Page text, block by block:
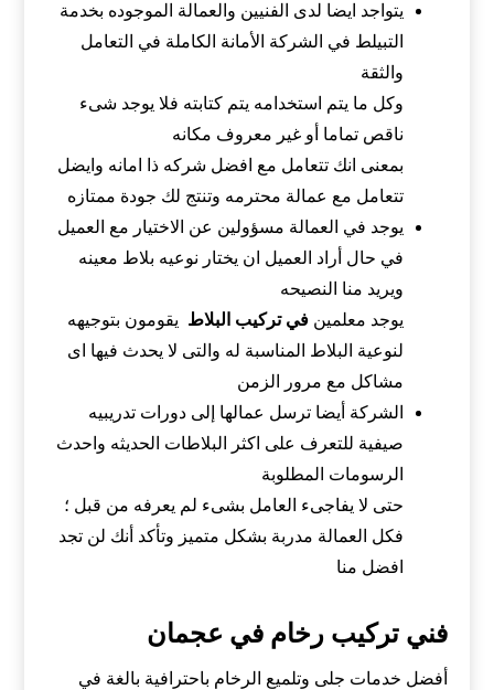
يتواجد ايضا لدى الفنيين والعمالة الموجوده بخدمة
التبيلط في الشركة الأمانة الكاملة في التعامل
والثقة
وكل ما يتم استخدامه يتم كتابته فلا يوجد شىء
ناقص تماما أو غير معروف مكانه
بمعنى انك تتعامل مع افضل شركه ذا امانه وايضل
تتعامل مع عمالة محترمه وتنتج لك جودة ممتازه
يوجد في العمالة مسؤولين عن الاختيار مع العميل
في حال أراد العميل ان يختار نوعيه بلاط معينه
ويريد منا النصيحه
يوجد معلمينفي تركيب البلاط يقومون بتوجيهه
لنوعية البلاط المناسبة له والتى لا يحدث فيها اى
مشاكل مع مرور الزمن
الشركة أيضا ترسل عمالها إلى دورات تدريبيه
صيفية للتعرف على اكثر البلاطات الحديثه واحدث
الرسومات المطلوبة
حتى لا يفاجىء العامل بشىء لم يعرفه من قبل ؛
فكل العمالة مدربة بشكل متميز وتأكد أنك لن تجد
افضل منا
فني تركيب رخام في عجمان
أفضل خدمات جلى وتلميع الرخام باحترافية بالغة في